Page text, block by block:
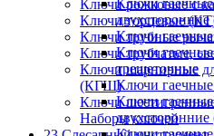
Ключи рожковые с
Ключи торцевые
Ключи трубные
Ключи трубчатые,
Ключи шарнирные
(КГШ)
Ключи
Наборы ключей
Ключи
Ключи
Ключи
трещеточные
Ключи
Ключи